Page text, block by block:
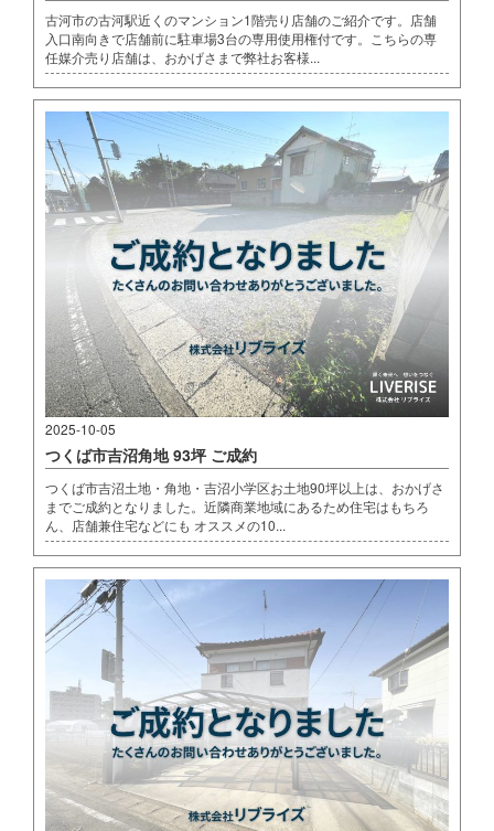
古河市の古河駅近くのマンション1階売り店舗のご紹介です。店舗
入口南向きで店舗前に駐車場3台の専用使用権付です。こちらの専
任媒介売り店舗は、おかげさまで弊社お客様...
2025-10-05
つくば市吉沼角地 93坪 ご成約
つくば市吉沼土地・角地・吉沼小学区お土地90坪以上は、おかげさ
までご成約となりました。近隣商業地域にあるため住宅はもちろ
ん、店舗兼住宅などにも オススメの10...